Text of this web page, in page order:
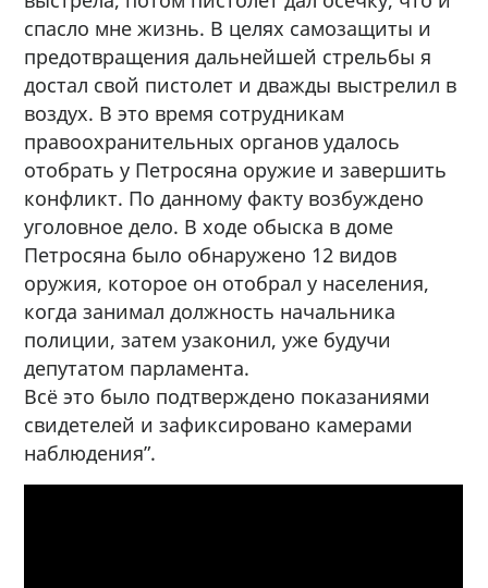
спасло мне жизнь. В целях самозащиты и
предотвращения дальнейшей стрельбы я
достал свой пистолет и дважды выстрелил в
воздух. В это время сотрудникам
правоохранительных органов удалось
отобрать у Петросяна оружие и завершить
конфликт. По данному факту возбуждено
уголовное дело. В ходе обыска в доме
Петросяна было обнаружено 12 видов
оружия, которое он отобрал у населения,
когда занимал должность начальника
полиции, затем узаконил, уже будучи
депутатом парламента.
Всё это было подтверждено показаниями
свидетелей и зафиксировано камерами
наблюдения”.